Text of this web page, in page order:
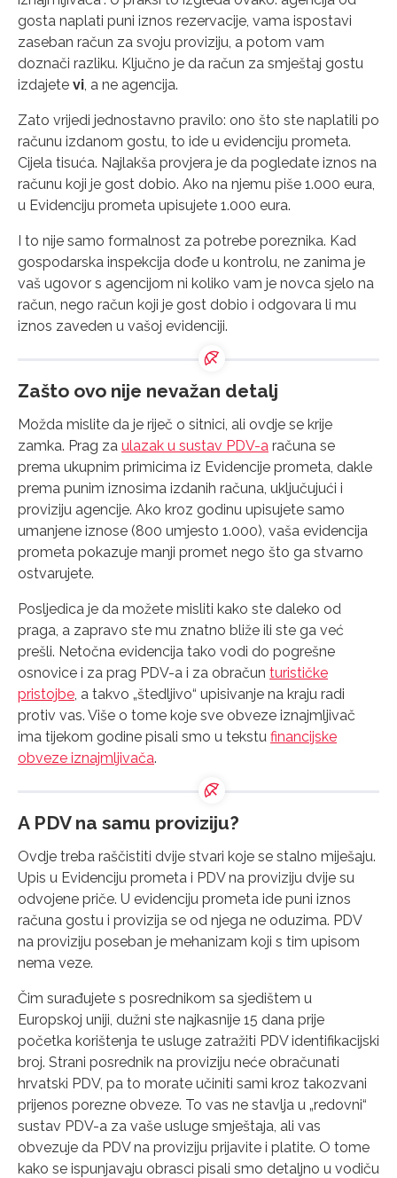
gosta naplati puni iznos rezervacije, vama ispostavi
zaseban račun za svoju proviziju, a potom vam
doznači razliku. Ključno je da račun za smještaj gostu
izdajete vi , a ne agencija.
Zato vrijedi jednostavno pravilo: ono što ste naplatili po
računu izdanom gostu, to ide u evidenciju prometa.
Cijela tisuća. Najlakša provjera je da pogledate iznos na
računu koji je gost dobio. Ako na njemu piše 1.000 eura,
u Evidenciju prometa upisujete 1.000 eura.
I to nije samo formalnost za potrebe poreznika. Kad
gospodarska inspekcija dođe u kontrolu, ne zanima je
vaš ugovor s agencijom ni koliko vam je novca sjelo na
račun, nego račun koji je gost dobio i odgovara li mu
iznos zaveden u vašoj evidenciji.
Zašto ovo nije nevažan detalj
Možda mislite da je riječ o sitnici, ali ovdje se krije
zamka. Prag za ulazak u sustav PDV-a računa se
prema ukupnim primicima iz Evidencije prometa, dakle
prema punim iznosima izdanih računa, uključujući i
proviziju agencije. Ako kroz godinu upisujete samo
umanjene iznose (800 umjesto 1.000), vaša evidencija
prometa pokazuje manji promet nego što ga stvarno
ostvarujete.
Posljedica je da možete misliti kako ste daleko od
praga, a zapravo ste mu znatno bliže ili ste ga već
prešli. Netočna evidencija tako vodi do pogrešne
osnovice i za prag PDV-a i za obračun turističke
pristojbe, a takvo „štedljivo“ upisivanje na kraju radi
protiv vas. Više o tome koje sve obveze iznajmljivač
ima tijekom godine pisali smo u tekstu financijske
obveze iznajmljivača.
A PDV na samu proviziju?
Ovdje treba raščistiti dvije stvari koje se stalno miješaju.
Upis u Evidenciju prometa i PDV na proviziju dvije su
odvojene priče. U evidenciju prometa ide puni iznos
računa gostu i provizija se od njega ne oduzima. PDV
na proviziju poseban je mehanizam koji s tim upisom
nema veze.
Čim surađujete s posrednikom sa sjedištem u
Europskoj uniji, dužni ste najkasnije 15 dana prije
početka korištenja te usluge zatražiti PDV identifikacijski
broj. Strani posrednik na proviziju neće obračunati
hrvatski PDV, pa to morate učiniti sami kroz takozvani
prijenos porezne obveze. To vas ne stavlja u „redovni“
sustav PDV-a za vaše usluge smještaja, ali vas
obvezuje da PDV na proviziju prijavite i platite. O tome
kako se ispunjavaju obrasci pisali smo detaljno u vodiču